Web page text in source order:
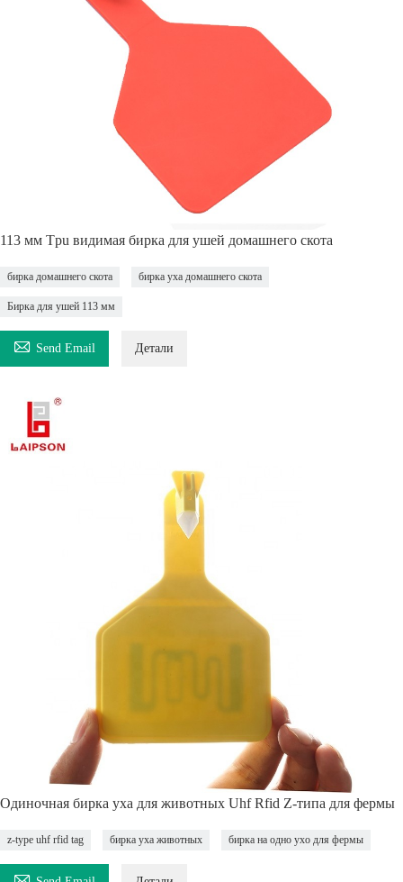
113 мм Tpu видимая бирка для ушей домашнего скота
бирка домашнего скота бирка уха домашнего скота
Бирка для ушей 113 мм
 Send Email Детали
Одиночная бирка уха для животных Uhf Rfid Z-типа для фермы
z-type uhf rfid tag бирка уха животных бирка на одно ухо для фермы